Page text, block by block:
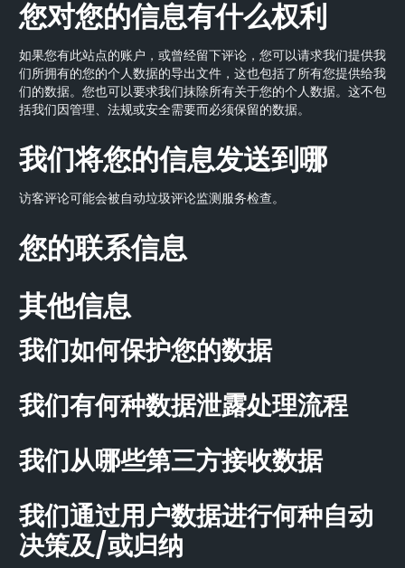
您对您的信息有什么权利
如果您有此站点的账户，或曾经留下评论，您可以请求我们提供我
们所拥有的您的个人数据的导出文件，这也包括了所有您提供给我
们的数据。您也可以要求我们抹除所有关于您的个人数据。这不包
括我们因管理、法规或安全需要而必须保留的数据。
我们将您的信息发送到哪
访客评论可能会被自动垃圾评论监测服务检查。
您的联系信息
其他信息
我们如何保护您的数据
我们有何种数据泄露处理流程
我们从哪些第三方接收数据
我们通过用户数据进行何种自动
决策及/或归纳